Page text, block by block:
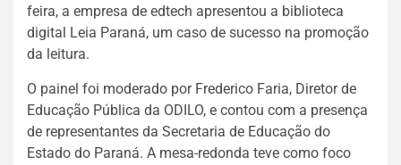
feira, a empresa de edtech apresentou a biblioteca
digital Leia Paraná, um caso de sucesso na promoção
da leitura.
O painel foi moderado por Frederico Faria, Diretor de
Educação Pública da ODILO, e contou com a presença
de representantes da Secretaria de Educação do
Estado do Paraná. A mesa-redonda teve como foco